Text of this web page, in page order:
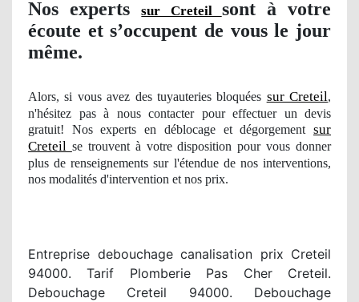
Nosexpertssur Creteil sont à votre
écoute et s’occupent de vous le jour
même.
Alors, si vous avez des tuyauteries bloquées sur Creteil,
n'hésitez pas à nous contacter pour effectuer un devis
gratuit! Nos experts en déblocage et dégorgement sur
Creteil se trouvent à votre disposition pour vous donner
plus de renseignements sur l'étenduede nosinterventions,
nos modalités d'intervention et nos prix.
Entreprise debouchage canalisation prix Creteil
94000. Tarif Plomberie Pas Cher Creteil.
Debouchage Creteil 94000. Debouchage